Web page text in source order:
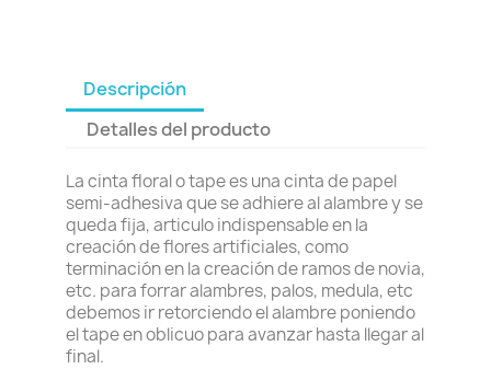
Descripción
Detalles del producto
La cinta floral o tape es una cinta de papel
semi-adhesiva que se adhiere al alambre y se
queda fija, articulo indispensable en la
creación de flores artificiales, como
terminación en la creación de ramos de novia,
etc. para forrar alambres, palos, medula, etc
debemos ir retorciendo el alambre poniendo
el tape en oblicuo para avanzar hasta llegar al
final.